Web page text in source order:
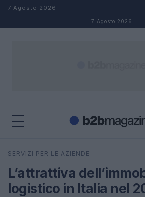
Salta al contenuto
7 Agosto 2026
7 Agosto 2026
Cerca
SERVIZI PER LE AZIENDE
L’attrattiva
logistico in Italia nel